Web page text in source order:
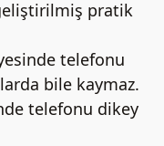
pratik
telefonu
bile kaymaz.
telefonu dikey